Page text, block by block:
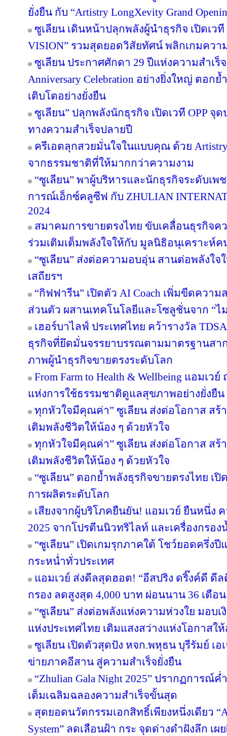
ยั่งยืน กับ “Artistry LongXevity Grand
ซูเลียน เดินหน้าปลุกพลังผู้นำธุรกิจ เปิดเวที
VISION” รวมสุดยอดวิสัยทัศน์ พลิกเกมคว
ซูเลียน ประกาศศักดา 29 ปีแห่งความสำเร็
Anniversary Celebration อย่างยิ่งใหญ่ ตอก
เติบโตอย่างยั่งยืน
ซูเลียน” ปลุกพลังนักธุรกิจ เปิดเวที OPP จุ
ทางความสำเร็จปลายปี
ครีเอตลุกสวยมั่นใจในแบบคุณ ด้วย
จากธรรมชาติที่ให้มากกว่าความงาม
“ซูเลียน” พาผู้บริหารและนักธุรกิจระดับเ
การณ์เอ็กซ์คลูซีฟ กับ ZHULIAN
2024
สมาคมการขายตรงไทย ขับเคลื่อนธุรกิจ
ร่วมเติมเต็มพลังใจให้กับ มูลนิธิอนุเคราะห์ค
“ซูเลียน” ส่งต่อความอบอุ่น สานต่อพลังใจใ
เสถียรฯ
“กิฟฟารีน” เปิดตัว AI Coach เพิ่มขีดควา
ส่วนตัว ผสานเทคโนโลยีและโซลูชั่นจาก “
เฮอร์บาไลฟ์ ประเทศไทย คว้ารางวัล
ธุรกิจที่ยึดมั่นจรรยาบรรณตามมาตรฐานสา
ภาพผู้นำธุรกิจขายตรงระดับโลก
From Farm to Health & Wellbeing แอมเ
แห่งการใช้ธรรมชาติดูแลสุขภาพอย่างยั่งยืน
ทุกหัวใจมีคุณค่า” ซูเลียน ส่งต่อโอกาส สร้
เติมพลังชีวิตให้น้อง ๆ ด้วยหัวใจ
ทุกหัวใจมีคุณค่า” ซูเลียน ส่งต่อโอกาส สร้
เติมพลังชีวิตให้น้อง ๆ ด้วยหัวใจ
“ซูเลียน” ตอกย้ำพลังธุรกิจขายตรงไทย เ
การผลิตระดับโลก
เสียงจากผู้บริโภคยืนยัน! แอมเวย์ ยืนหนึ่ง ค
2025 จากโปรตีนนิวทริไลท์ และเครื่องกรอง
“ซูเลียน” เปิดเกมรุกภาคใต้ โชว์ยอดครึ่ง
กระหน่ำทั่วประเทศ
แอมเวย์ ส่งดีลสุดฮอต! “อีสปริง ดริ๊งค์ดี ดี
กรอง ลดสูงสุด 4,000 บาท ผ่อนนาน 36 เดือน
“ซูเลียน” ส่งต่อพลังแห่งความห่วงใย มอ
แห่งประเทศไทย เติมแสงสว่างแห่งโอกาสใ
ซูเลียน เปิดตัวสุดปัง หจก.พหุธน บุรีรัมย์ เอ
ข่ายภาคอีสาน สู่ความสำเร็จยั่งยืน
“Zhulian Gala Night 2025” ปรากฏการณ์
เต็มเฉลิมฉลองความสำเร็จขั้นสุด
สุดยอดนวัตกรรมเอกสิทธิ์เพียงหนึ่งเดียว
System” ลดเลือนฝ้า กระ จุดด่างดำฝังลึก เ